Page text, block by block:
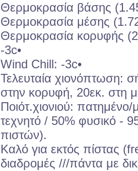
Θερμοκρασία βάσης
Θερμοκρασία μέσης
Θερμοκρασία κορυφής
-3c•
Wind Chill: -3c•
Τελευταία χιονόπτωση:
στην κορυφή, 20εκ. στη
Ποιότ.χιονιού:
τεχνητό / 50% φυσικό -
πιστών).
Καλό για εκτός πίστας
διαδρομές ///πάντα με